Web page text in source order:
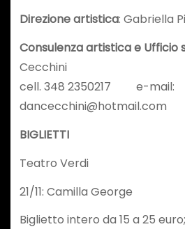
Direzione artistica: Gabriella
Consulenza artistica e Ufficio
Cecchini
cell. 348 2350217 e-mail:
dancecchini@hotmail.com
BIGLIETTI
Teatro Verdi
21/11: Camilla George
Biglietto intero da 15 a 25